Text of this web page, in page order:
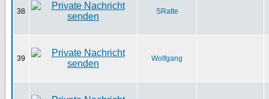
38 SRatte
39 Wolfgang